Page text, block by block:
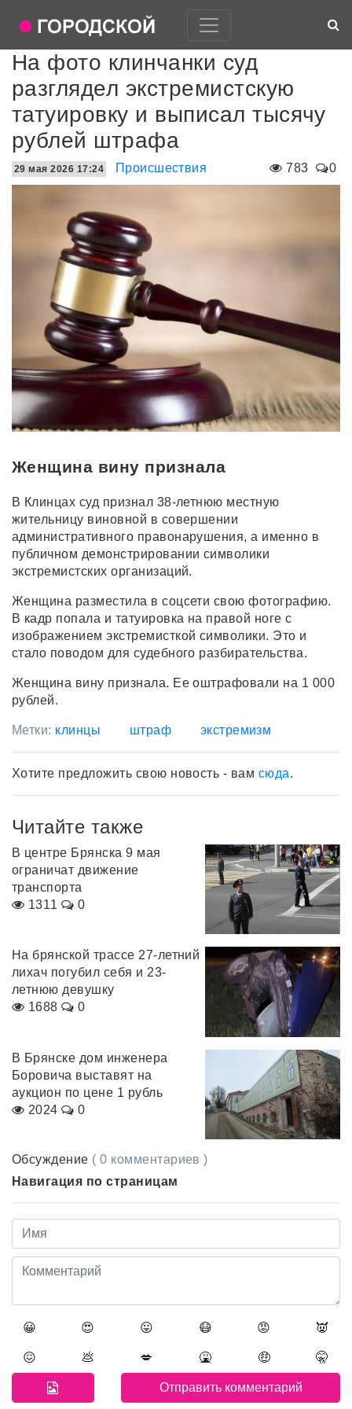
На фото клинчанки суд
разглядел экстремистскую
татуировку и выписал тысячу
рублей штрафа
783 0
29 мая 2026 17:24 Происшествия
Женщина вину признала
В Клинцах суд признал 38-летнюю местную
жительницу виновной в совершении
административного правонарушения, а именно в
публичном демонстрировании символики
экстремистских организаций.
Женщина разместила в соцсети свою фотографию.
В кадр попала и татуировка на правой ноге с
изображением экстремисткой символики. Это и
стало поводом для судебного разбирательства.
Женщина вину признала. Ее оштрафовали на 1 000
рублей.
Метки: клинцы штраф экстремизм
Хотите предложить свою новость - вам сюда.
Читайте также
В центре Брянска 9 мая
ограничат движение
транспорта
1311
0
На брянской трассе 27-летний
лихач погубил себя и 23-
летнюю девушку
1688
0
В Брянске дом инженера
Боровича выставят на
аукцион по цене 1 рубль
2024
0
Обсуждение ( 0 комментариев )
Навигация по страницам
😀 😍 😛 😷 😡 👿
😖 💩 💋 🤮 🤑 🤫